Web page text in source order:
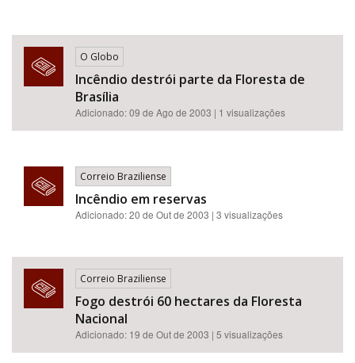
O Globo
Incêndio destrói parte da Floresta de
Brasília
Adicionado: 09 de Ago de 2003 | 1 visualizações
Correio Braziliense
Incêndio em reservas
Adicionado: 20 de Out de 2003 | 3 visualizações
Correio Braziliense
Fogo destrói 60 hectares da Floresta
Nacional
Adicionado: 19 de Out de 2003 | 5 visualizações